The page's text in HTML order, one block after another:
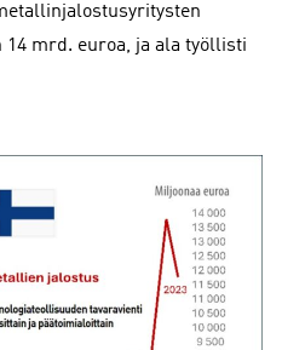
14 mrd. euroa, ja ala työllisti